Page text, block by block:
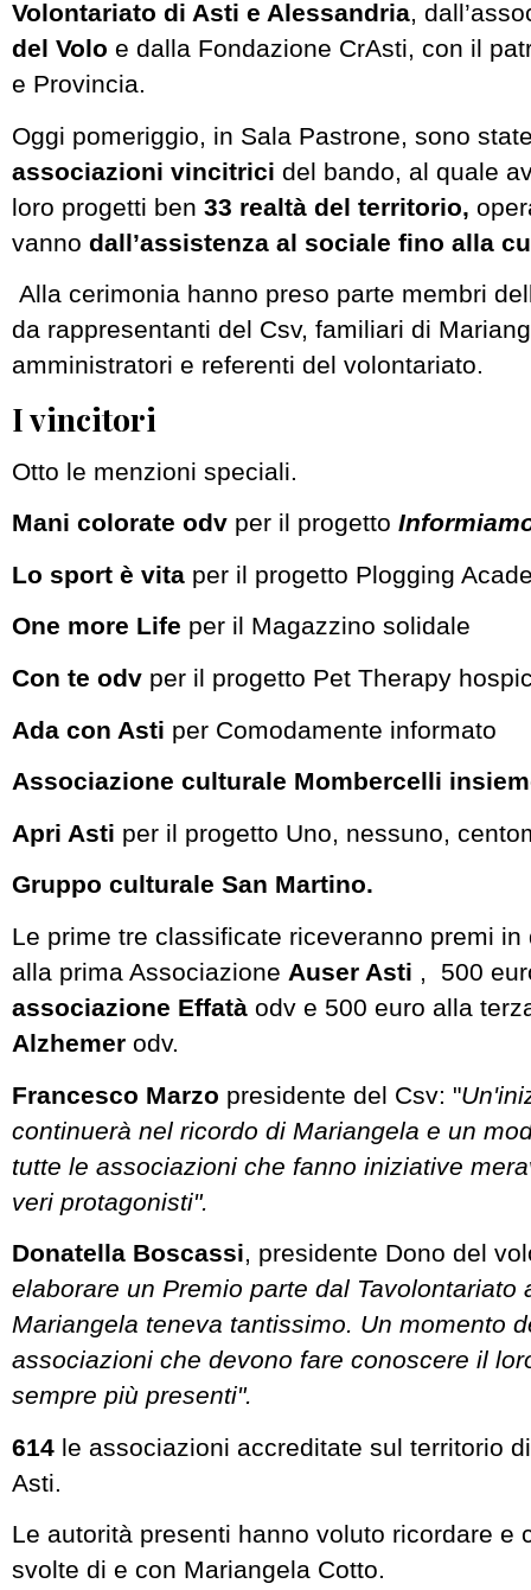
Volontariato di Asti e Alessandria,
del Volo e dalla Fondazione CrAsti, con il
e Provincia.
Oggi pomeriggio, in Sala Pastrone, sono
associazioni vincitrici del bando, al quale
loro progetti ben 33 realtà del territorio,
vanno dall’assistenza al sociale fino alla
Alla cerimonia hanno preso parte membri
da rappresentanti del Csv, familiari di
amministratori e referenti del volontariato.
I vincitori
Otto le menzioni speciali.
Mani colorate odv per il progetto
Lo sport è vita per il progetto Plogging
One more Life per il Magazzino solidale
Con te odv per il progetto Pet Therapy
Ada con Asti per Comodamente informato
Associazione culturale Mombercelli
Apri Asti per il progetto Uno, nessuno,
Gruppo culturale San Martino.
Le prime tre classificate riceveranno premi
alla prima Associazione Auser Asti , 500
associazione Effatà odv e 500 euro alla
Alzhemer odv.
Francesco Marzo presidente del Csv: "
continuerà nel ricordo di Mariangela e un
tutte le associazioni che fanno iniziative
veri protagonisti".
Donatella Boscassi, presidente Dono del
elaborare un Premio parte dal Tavolontariato
Mariangela teneva tantissimo. Un momento
associazioni che devono fare conoscere il
sempre più presenti".
614 le associazioni accreditate sul territorio
Asti.
Le autorità presenti hanno voluto ricordare e
svolte di e con Mariangela Cotto.